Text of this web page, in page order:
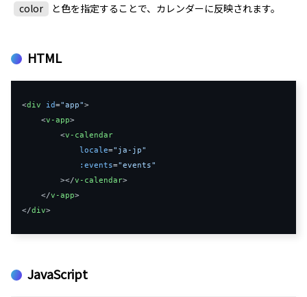
color と色を指定することで、カレンダーに反映されます。
HTML
<div id="app">
<v-app>
<v-calendar
locale="ja-jp"
: events="events"
></v-calendar>
</v-app>
</div>
JavaScript